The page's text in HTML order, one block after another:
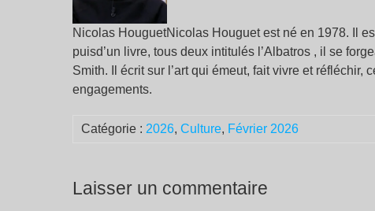
Nicolas HouguetNicolas Houguet est né en 1978. Il
puisd’un livre, tous deux intitulés l’Albatros , il se
Smith. Il écrit sur l’art qui émeut, fait vivre et
engagements.
Catégorie : 2026, Culture, Février 2026
Laisser un commentaire